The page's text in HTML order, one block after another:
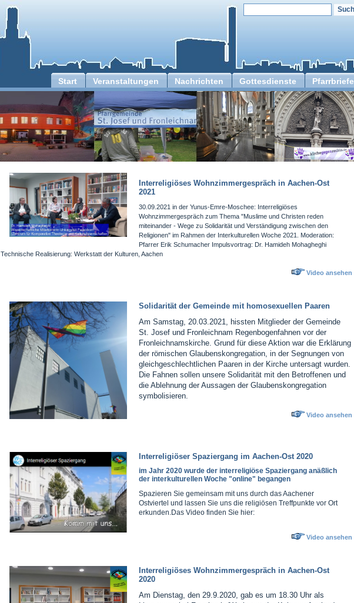
Start Veranstaltungen Nachrichten Gottesdienste Pfarrbriefe
Interreligiöses Wohnzimmergespräch in Aachen-Ost
2021
30.09.2021 in der Yunus-Emre-Moschee: Interreligiöses
Wohnzimmergespräch zum Thema "Muslime und Christen reden
miteinander - Wege zu Solidarität und Verständigung zwischen den
Religionen" im Rahmen der Interkulturellen Woche 2021. Moderation:
Pfarrer Erik Schumacher Impulsvortrag: Dr. Hamideh Mohagheghi
Technische Realisierung: Werkstatt der Kulturen, Aachen
Video ansehen
Solidarität der Gemeinde mit homosexuellen Paaren
Am Samstag, 20.03.2021, hissten Mitglieder der Gemeinde
St. Josef und Fronleichnam Regenbogenfahnen vor der
Fronleichnamskirche. Grund für diese Aktion war die Erklärung
der römischen Glaubenskongregation, in der Segnungen von
gleichgeschlechtlichen Paaren in der Kirche untersagt wurden.
Die Fahnen sollen unsere Solidarität mit den Betroffenen und
die Ablehnung der Aussagen der Glaubenskongregation
symbolisieren.
Video ansehen
Interreligiöser Spaziergang im Aachen-Ost 2020
im Jahr 2020 wurde der interreligiöse Spaziergang anäßlich
der interkulturellen Woche "online" begangen
Spazieren Sie gemeinsam mit uns durch das Aachener
Ostviertel und lassen Sie uns die religiösen Treffpunkte vor Ort
erkunden.Das Video finden Sie hier:
Video ansehen
Interreligiöses Wohnzimmergespräch in Aachen-Ost
2020
Am Dienstag, den 29.9.2020, gab es um 18.30 Uhr als